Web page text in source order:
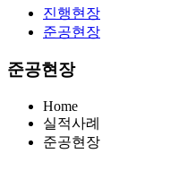
진행현장
준공현장
준공현장
Home
실적사례
준공현장